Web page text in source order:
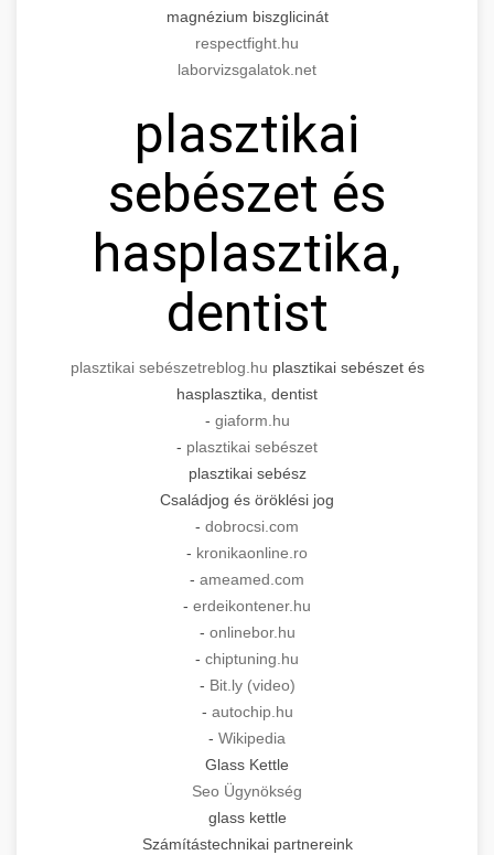
magnézium biszglicinát
respectfight.hu
laborvizsgalatok.net
plasztikai
sebészet és
hasplasztika,
dentist
plasztikai sebészetreblog.hu plasztikai sebészet és
hasplasztika, dentist
- giaform.hu
- plasztikai sebészet
plasztikai sebész
Családjog és öröklési jog
- dobrocsi.com
- kronikaonline.ro
- ameamed.com
- erdeikontener.hu
- onlinebor.hu
- chiptuning.hu
- Bit.ly (video)
- autochip.hu
- Wikipedia
Glass Kettle
Seo Ügynökség
glass kettle
Számítástechnikai partnereink